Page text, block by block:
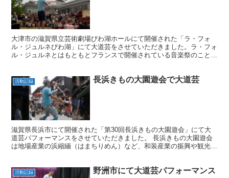
大津市の滋賀県立芸術劇場びわ湖ホールにて開催された「ラ・フォ
ル・ジュルネびわ湖」にて大道芸をさせていただきました。ラ・フォ
ル・ジュルネとはもともとフランスで開催されている音楽祭のこと
活動記録 長浜きもの大園遊会で大道芸
滋賀県長浜市にて開催された「第30回長浜きもの大園遊会」にて大
道芸パフォーマンスをさせていただきました。 長浜きもの大園遊会
は地場産業の浜縮緬（はまちりめん）など、和装産業の振興や観光誘
活動記録 野洲市にて大道芸パフォーマンス